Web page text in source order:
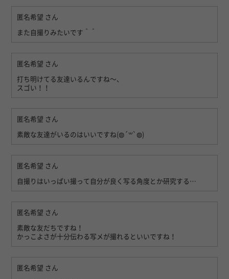
匿名希望 さん
また自撮りみたいです＾＾
匿名希望 さん
打ち明けてる友達いるんですね〜、
スゴい！！
匿名希望 さん
素敵な友達がいるのはいいですね(◍︎´꒳`◍︎)
匿名希望 さん
自撮りはいっぱい撮って自分が良く写る角度とか研究する…
匿名希望 さん
素敵な友だちですね！
かっこよさが十分伝わる写メが撮れるといいですね！
匿名希望 さん